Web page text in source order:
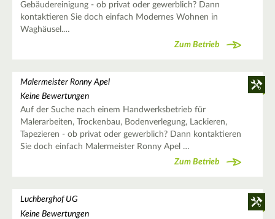
Gebäudereinigung - ob privat oder gewerblich? Dann
kontaktieren Sie doch einfach Modernes Wohnen in
Waghäusel.…
Zum Betrieb
Malermeister Ronny Apel
Keine Bewertungen
Auf der Suche nach einem Handwerksbetrieb für
Malerarbeiten, Trockenbau, Bodenverlegung, Lackieren,
Tapezieren - ob privat oder gewerblich? Dann kontaktieren
Sie doch einfach Malermeister Ronny Apel …
Zum Betrieb
Luchberghof UG
Keine Bewertungen